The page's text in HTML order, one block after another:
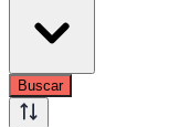
Buscar